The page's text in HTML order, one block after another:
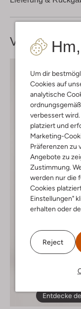
Um dir
Cookies auf
analytische
verbessert
platziert und
Marketing-
Präferenzen zu
Angebote zu
Zustimmung.
werden nur die
Cookies
Einstellungen"
erhalten oder
Reject
Entdecke